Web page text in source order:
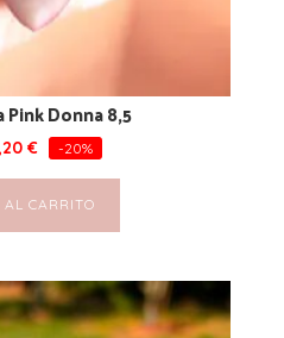
Donna 8,5
€ -20%
CARRITO